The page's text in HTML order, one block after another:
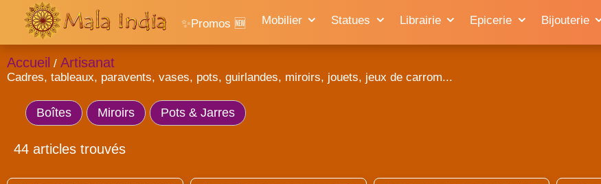
✨Promos 🆕 Mobilier Statues Librairie Epicerie Bijouterie
Accueil / Artisanat
Cadres, tableaux, paravents, vases, pots, guirlandes, miroirs, jouets, jeux de carrom...
Boîtes Miroirs Pots & Jarres
44 articles trouvés